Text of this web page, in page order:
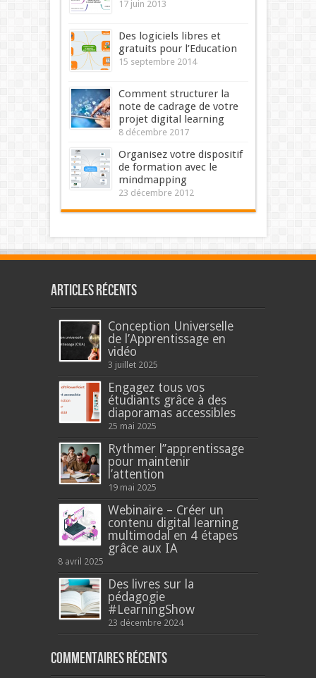
17 juin 2013
Des logiciels libres et
gratuits pour l’Education
15 septembre 2014
Comment structurer la
note de cadrage de votre
projet digital learning
8 décembre 2017
Organisez votre dispositif
de formation avec le
mindmapping
23 décembre 2012
Articles récents
Conception Universelle
de l’Apprentissage en
vidéo
3 juillet 2025
Engagez tous vos
étudiants grâce à des
diaporamas accessibles
25 mai 2025
Rythmer l’’apprentissage
pour maintenir
l’attention
19 mai 2025
Webinaire – Créer un
contenu digital learning
multimodal en 4 étapes
grâce aux IA
8 avril 2025
Des livres sur la
pédagogie
#LearningShow
23 décembre 2024
Commentaires récents